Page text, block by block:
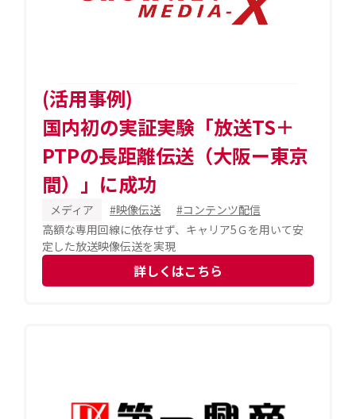
(活用事例)
国内初の実証実験「放送TS＋
PTPの長距離伝送（大阪ー東京
間）」に成功
メディア #映像伝送
#コンテンツ配信
高額な専用回線に依存せず、キャリア5Ｇを用いて安
定した放送映像伝送を実現
詳しくはこちら